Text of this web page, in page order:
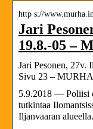
http s://
Jari
19.8.-05 –
Jari Pesonen, 27v.
Sivu 23 –
5.9.2018 — Poliisi
tutkintaa
Iljanvaaran